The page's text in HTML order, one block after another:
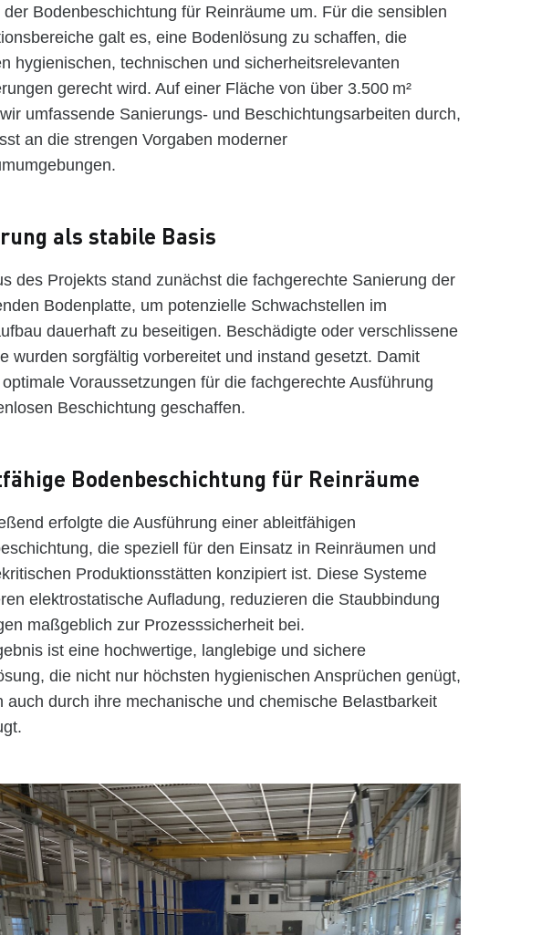
der Bodenbeschichtung für Reinräume um. Für die sensiblen
galt es, eine Bodenlösung zu schaffen, die
hygienischen, technischen und sicherheitsrelevanten
gerecht wird. Auf einer Fläche von über 3.500 m²
umfassende Sanierungs- und Beschichtungsarbeiten durch,
an die strengen Vorgaben moderner
als stabile Basis
des Projekts stand zunächst die fachgerechte Sanierung der
Bodenplatte, um potenzielle Schwachstellen im
dauerhaft zu beseitigen. Beschädigte oder verschlissene
wurden sorgfältig vorbereitet und instand gesetzt. Damit
Voraussetzungen für die fachgerechte Ausführung
Beschichtung geschaffen.
Bodenbeschichtung für Reinräume
erfolgte die Ausführung einer ableitfähigen
die speziell für den Einsatz in Reinräumen und
Produktionsstätten konzipiert ist. Diese Systeme
elektrostatische Aufladung, reduzieren die Staubbindung
maßgeblich zur Prozesssicherheit bei.
ist eine hochwertige, langlebige und sichere
die nicht nur höchsten hygienischen Ansprüchen genügt,
auch durch ihre mechanische und chemische Belastbarkeit